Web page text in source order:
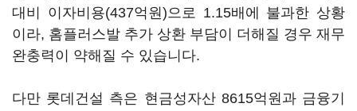
대비 이자비용(437억원)으로 1.15배에 불과한 상황
이라, 홈플러스발 추가 상환 부담이 더해질 경우 재무
완충력이 약해질 수 있습니다.
다만 롯데건설 측은 현금성자산 8615억원과 금융기